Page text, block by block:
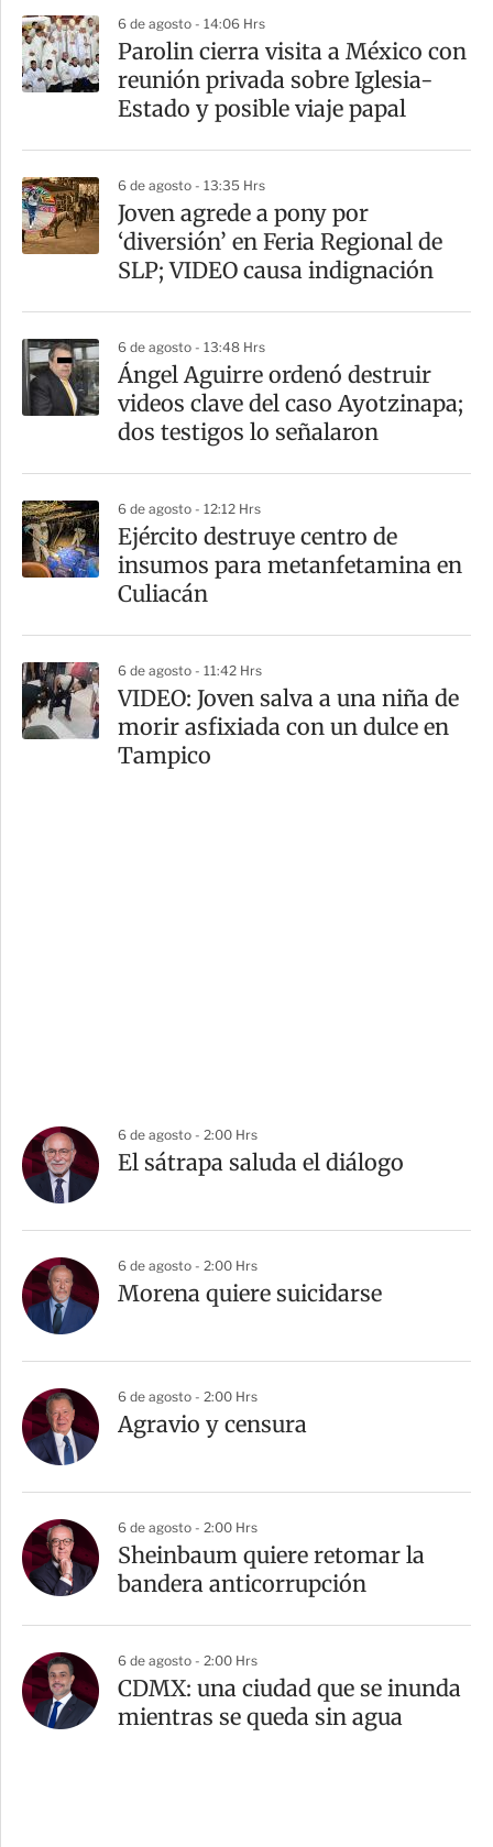
a
r
t
6 de agosto - 14:06 Hrs
Parolin cierra visita a México con
reunión privada sobre Iglesia-
Estado y posible viaje papal
6 de agosto - 13:35 Hrs
Joven agrede a pony por
‘diversión’ en Feria Regional de
SLP; VIDEO causa indignación
6 de agosto - 13:48 Hrs
Ángel Aguirre ordenó destruir
videos clave del caso Ayotzinapa;
dos testigos lo señalaron
6 de agosto - 12:12 Hrs
​Ejército destruye centro de
insumos para metanfetamina en
Culiacán
6 de agosto - 11:42 Hrs
VIDEO: Joven salva a una niña de
morir asfixiada con un dulce en
Tampico
6 de agosto - 2:00 Hrs
El sátrapa saluda el diálogo
6 de agosto - 2:00 Hrs
Morena quiere suicidarse
6 de agosto - 2:00 Hrs
Agravio y censura
6 de agosto - 2:00 Hrs
Sheinbaum quiere retomar la
bandera anticorrupción
6 de agosto - 2:00 Hrs
CDMX: una ciudad que se inunda
mientras se queda sin agua